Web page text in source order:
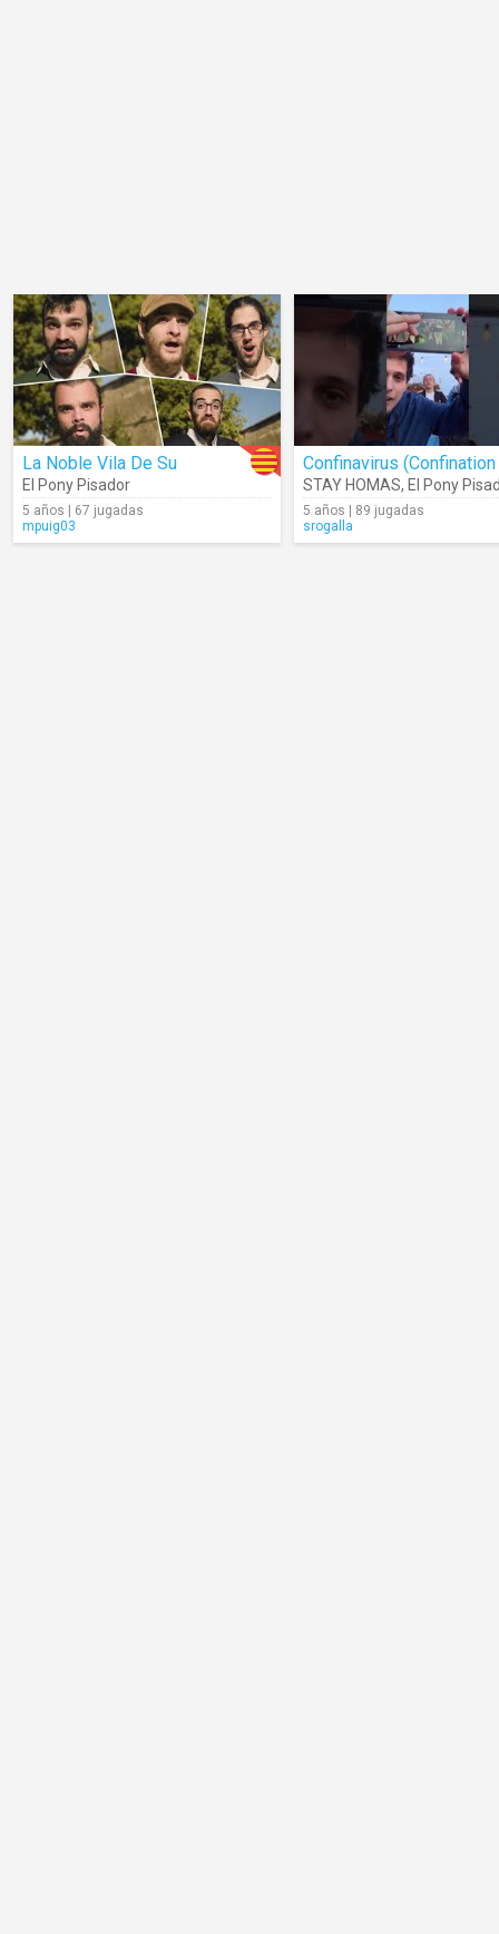
La Noble Vila De Su
El Pony Pisador
5 años | 67 jugadas
mpuig03
STAY HOMAS, El Pony
5 años | 89 jugadas
srogalla